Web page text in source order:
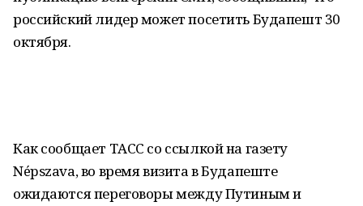
российский лидер может посетить Будапешт 30
октября.
Как сообщает ТАСС со ссылкой на газету
Népszava, во время визита в Будапеште
ожидаются переговоры между Путиным и